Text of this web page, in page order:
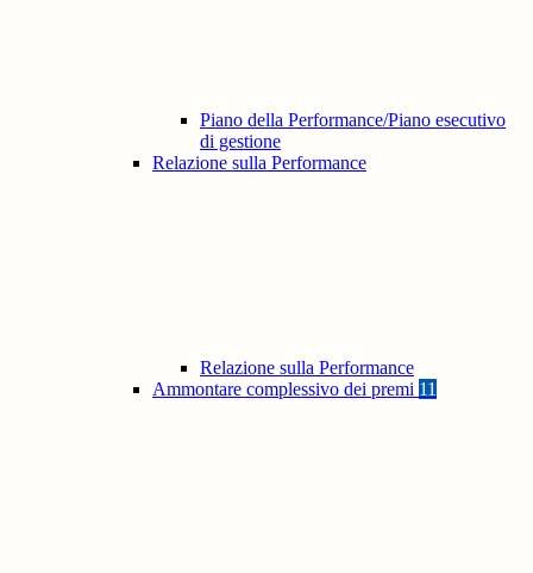
Piano della Performance/Piano esecutivo
di gestione
Relazione sulla Performance
Relazione sulla Performance
Ammontare complessivo dei premi 11